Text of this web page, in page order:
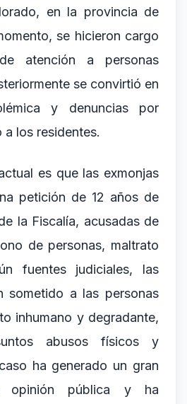
en la provincia de
se hicieron cargo
atención a personas
se convirtió en
y denuncias por
los residentes.
es que las exmonjas
petición de 12 años de
la Fiscalía, acusadas de
de personas, maltrato
fuentes judiciales, las
sometido a las personas
inhumano y degradante,
abusos físicos y
ha generado un gran
opinión pública y ha